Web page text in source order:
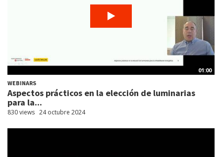
01:00
WEBINARS
Aspectos prácticos en la elección de luminarias
para la...
830 views 24 octubre 2024